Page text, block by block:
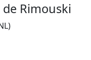
de Rimouski